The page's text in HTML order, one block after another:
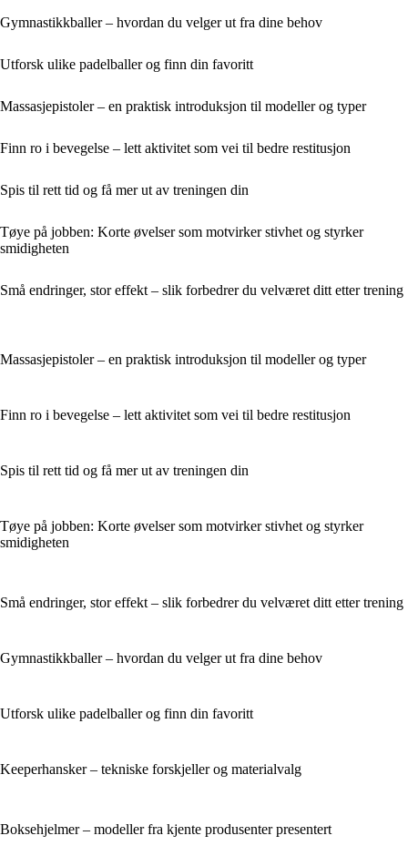
Gymnastikkballer – hvordan du velger ut fra dine behov
Utforsk ulike padelballer og finn din favoritt
Massasjepistoler – en praktisk introduksjon til modeller og typer
Finn ro i bevegelse – lett aktivitet som vei til bedre restitusjon
Spis til rett tid og få mer ut av treningen din
Tøye på jobben: Korte øvelser som motvirker stivhet og styrker
smidigheten
Små endringer, stor effekt – slik forbedrer du velværet ditt etter trening
Massasjepistoler – en praktisk introduksjon til modeller og typer
Finn ro i bevegelse – lett aktivitet som vei til bedre restitusjon
Spis til rett tid og få mer ut av treningen din
Tøye på jobben: Korte øvelser som motvirker stivhet og styrker
smidigheten
Små endringer, stor effekt – slik forbedrer du velværet ditt etter trening
Gymnastikkballer – hvordan du velger ut fra dine behov
Utforsk ulike padelballer og finn din favoritt
Keeperhansker – tekniske forskjeller og materialvalg
Boksehjelmer – modeller fra kjente produsenter presentert